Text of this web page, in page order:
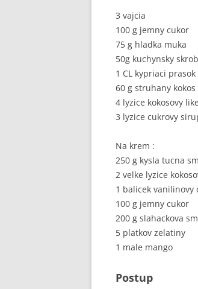
3 vajcia
100 g jemny cukor
75 g hladka muka
50g kuchynsky
1 CL kypriaci
60 g struhany
4 lyzice kokosovy
3 lyzice cukrovy
Na krem :
250 g kysla tucna
2 velke lyzice
1 balicek vanilinovy
100 g jemny cukor
200 g slahackova
5 platkov zelatiny
1 male mango
Postup